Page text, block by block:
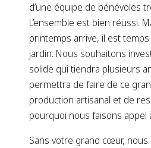
d’une équipe de bénévoles
L’ensemble est bien réussi.
printemps arrive, il est temps
jardin. Nous souhaitons
solide qui tiendra plusieurs
permettra de faire de ce
production artisanal et de
pourquoi nous faisons appel
Sans votre grand cœur,